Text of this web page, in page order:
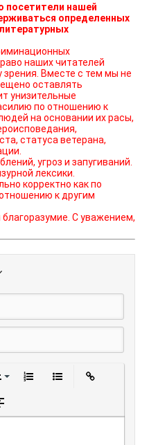
посетители нашей
определенных
Вместе с тем мы не
оставлять
унизительные
по отношению к
на основании их расы,
статуса ветерана,
угроз и запугиваний.
лексики.
корректно как по
к другим
С уважением,
ссылкутекста
цитаты
Вставка спойлера